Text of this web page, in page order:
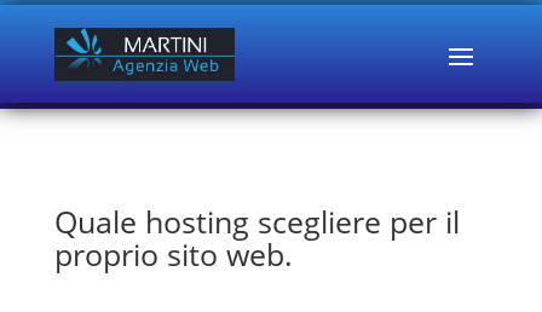
Quale hosting scegliere per il
proprio sito web.